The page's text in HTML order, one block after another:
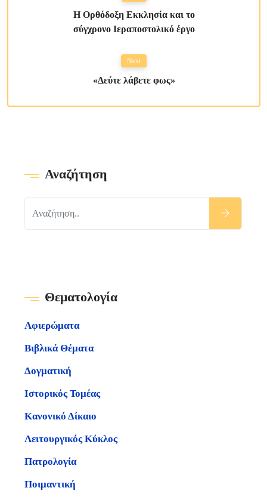
Η Ορθόδοξη Εκκλησία και το
σύγχρονο Ιεραποστολικό έργο
Next
«Δεύτε λάβετε φως»
Αναζήτηση
Θεματολογία
Αφιερώματα
Βιβλικά Θέματα
Δογματική
Ιστορικός Τομέας
Κανονικό Δίκαιο
Λειτουργικός Κύκλος
Πατρολογία
Ποιμαντική